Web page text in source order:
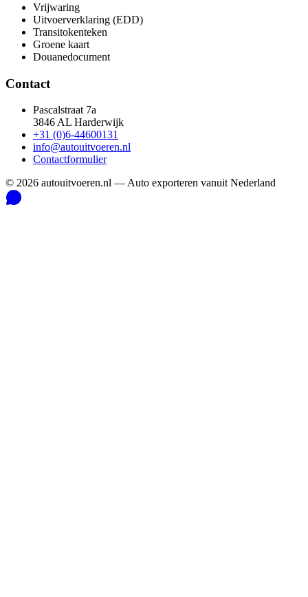
Vrijwaring
Uitvoerverklaring (EDD)
Transitokenteken
Groene kaart
Douanedocument
Contact
Pascalstraat 7a
3846 AL Harderwijk
+31 (0)6-44600131
info@autouitvoeren.nl
Contactformulier
© 2026 autouitvoeren.nl — Auto exporteren vanuit Nederland